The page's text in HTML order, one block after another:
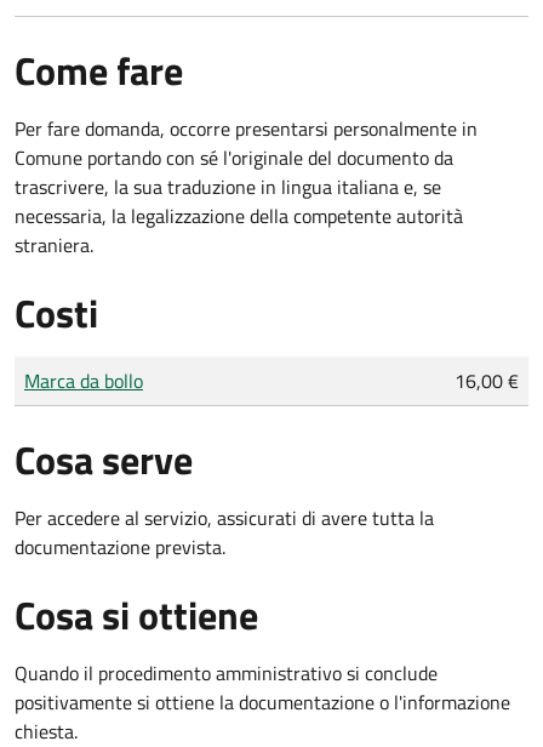
Come fare
Per fare domanda, occorre presentarsi personalmente in
Comune portando con sé l'originale del documento da
trascrivere, la sua traduzione in lingua italiana e, se
necessaria, la legalizzazione della competente autorità
straniera.
Costi
Tipo di pagamento
Importo
Marca da bollo 16,00 €
Cosa serve
Per accedere al servizio, assicurati di avere tutta la
documentazione prevista.
Cosa si ottiene
Quando il procedimento amministrativo si conclude
positivamente si ottiene la documentazione o l'informazione
chiesta.